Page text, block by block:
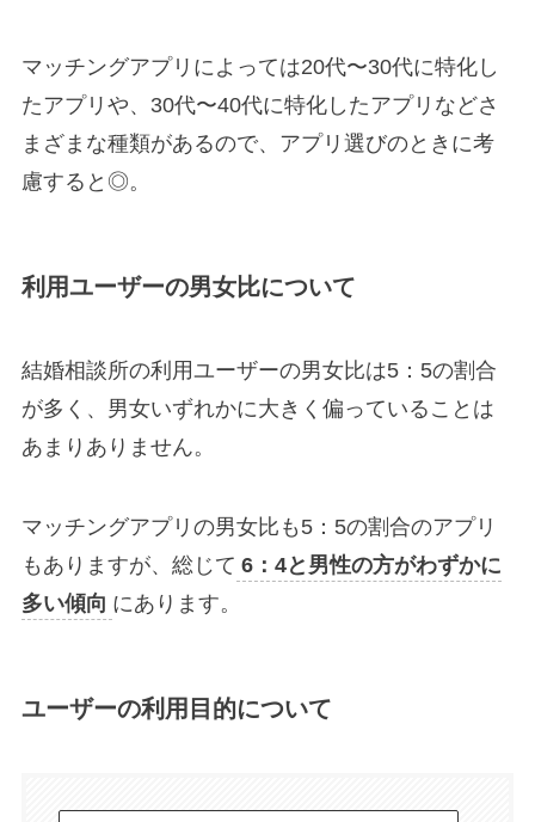
マッチングアプリによっては20代〜30代に特化し
たアプリや、30代〜40代に特化したアプリなどさ
まざまな種類があるので、アプリ選びのときに考
慮すると◎。
利用ユーザーの男女比について
結婚相談所の利用ユーザーの男女比は5：5の割合
が多く、男女いずれかに大きく偏っていることは
あまりありません。
マッチングアプリの男女比も5：5の割合のアプリ
もありますが、総じて 6：4と男性の方がわずかに
多い傾向 にあります。
ユーザーの利用目的について